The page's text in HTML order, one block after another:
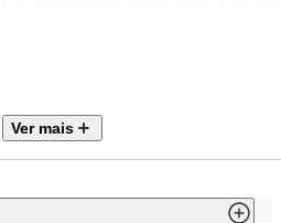
ilustrativas. As cores dos objetos podem
configurações do monitor e até
Ver mais